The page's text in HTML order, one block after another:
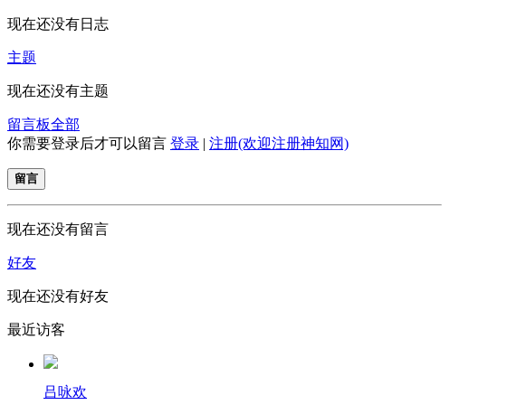
现在还没有日志
主题
现在还没有主题
留言板全部
你需要登录后才可以留言 登录 | 注册(欢迎注册神知网)
留言
现在还没有留言
好友
现在还没有好友
最近访客
吕咏欢